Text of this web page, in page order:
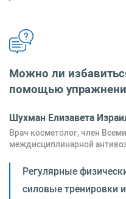
Можно ли
помощью
Шухман Елизавета
Врач косметолог, член
междисциплинарной
Регулярные
силовые тренировки